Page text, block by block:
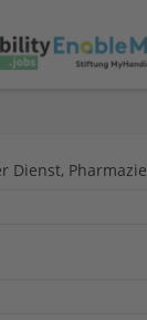
Dienst, Pharmazie